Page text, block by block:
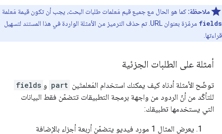
ملاحظة: كما هو الحال مع جميع قيم مَعلمات طلبات البحث، يجب أن تكون قيمة مَعلمة
fields
مرمّزة بعنوان URL. تم حذف الترميز من الأمثلة الواردة في هذا المستند لتسهيل
قراءتها.
أمثلة على الطلبات الجزئية
توضّح الأمثلة أدناه كيف يمكنك استخدام المَعلمتَين part و fields
للتأكّد من أنّ الردود من واجهة برمجة التطبيقات تتضمّن فقط البيانات
التي يستخدمها تطبيقك:
يعرض المثال 1 مورد فيديو يتضمّن أربعة أجزاء بالإضافة